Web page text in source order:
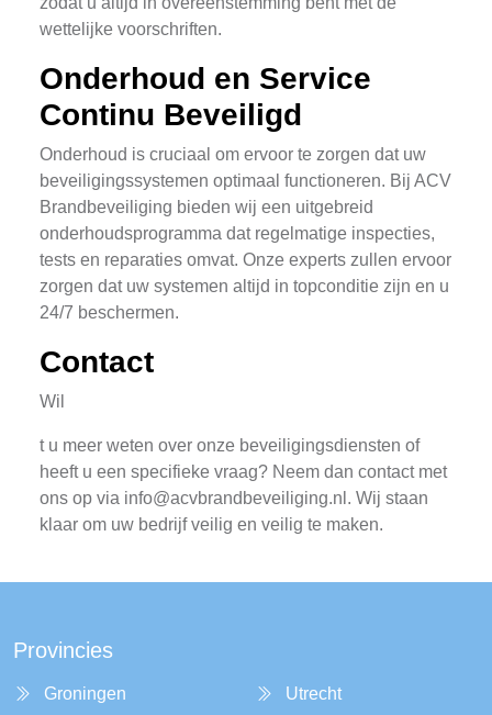
wettelijke voorschriften.
Onderhoud en Service
Continu Beveiligd
Onderhoud is cruciaal om ervoor te zorgen dat uw
beveiligingssystemen optimaal functioneren. Bij ACV
Brandbeveiliging bieden wij een uitgebreid
onderhoudsprogramma dat regelmatige inspecties,
tests en reparaties omvat. Onze experts zullen ervoor
zorgen dat uw systemen altijd in topconditie zijn en u
24/7 beschermen.
Contact
Wil
t u meer weten over onze beveiligingsdiensten of
heeft u een specifieke vraag? Neem dan contact met
ons op via info@acvbrandbeveiliging.nl . Wij staan
klaar om uw bedrijf veilig en veilig te maken.
Provincies
Groningen
Utrecht